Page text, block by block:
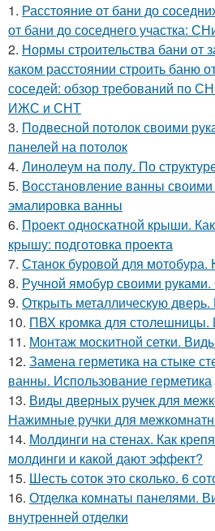
1. Расстояние от бани до
от бани до соседнего участка:
2. Нормы строительства бани от
каком расстоянии строить баню
соседей: обзор требований по
ИЖС и СНТ
3. Подвесной потолок своими
панелей на потолок
4. Линолеум на полу. По
5. Восстановление ванны
эмалировка ванны
6. Проект односкатной крыши.
крышу: подготовка проекта
7. Станок буровой для мотобура.
8. Ручной ямобур своими
9. Открыть металлическую
10. ПВХ кромка для
11. Монтаж москитной сетки.
12. Замена герметика на стыке
ванны. Использование герметика
13. Виды дверных ручек для
Нажимные ручки для
14. Молдинги на стенах. Как
молдинги и какой дают эффект?
15. Шесть соток это сколько. 6
16. Отделка комнаты панелями.
внутренней отделки